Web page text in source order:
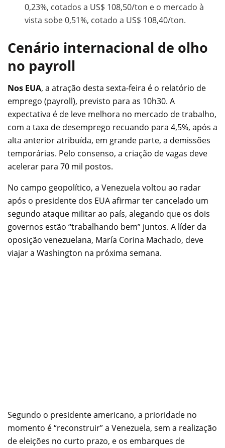
0,23%, cotados a US$ 108,50/ton e o mercado à
vista sobe 0,51%, cotado a US$ 108,40/ton.
Cenário internacional de olho
no payroll
Nos EUA, a atração desta sexta-feira é o relatório de
emprego (payroll), previsto para as 10h30. A
expectativa é de leve melhora no mercado de trabalho,
com a taxa de desemprego recuando para 4,5%, após a
alta anterior atribuída, em grande parte, a demissões
temporárias. Pelo consenso, a criação de vagas deve
acelerar para 70 mil postos.
No campo geopolítico, a Venezuela voltou ao radar
após o presidente dos EUA afirmar ter cancelado um
segundo ataque militar ao país, alegando que os dois
governos estão “trabalhando bem” juntos. A líder da
oposição venezuelana, María Corina Machado, deve
viajar a Washington na próxima semana.
Segundo o presidente americano, a prioridade no
momento é “reconstruir” a Venezuela, sem a realização
de eleições no curto prazo, e os embarques de